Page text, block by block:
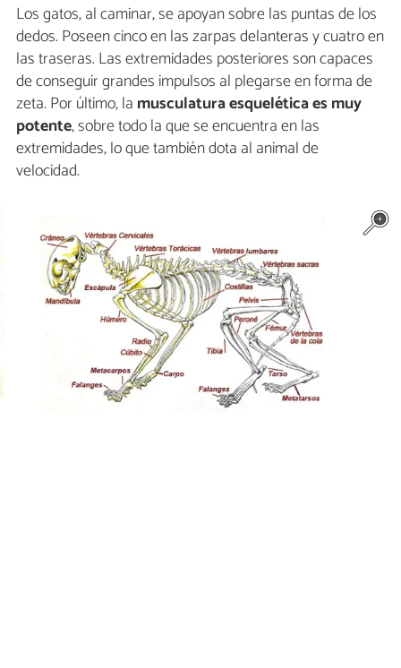
Los gatos, al caminar, se apoyan sobre las puntas de los
dedos. Poseen cinco en las zarpas delanteras y cuatro en
las traseras. Las extremidades posteriores son capaces
de conseguir grandes impulsos al plegarse en forma de
zeta. Por último, la musculatura esquelética es muy
potente, sobre todo la que se encuentra en las
extremidades, lo que también dota al animal de
velocidad.